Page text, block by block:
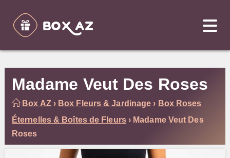
content
Madame Veut Des Roses
Box AZ› Box Fleurs & Jardinage › Box Roses
Éternelles & Boîtes de Fleurs› Madame Veut Des
Roses